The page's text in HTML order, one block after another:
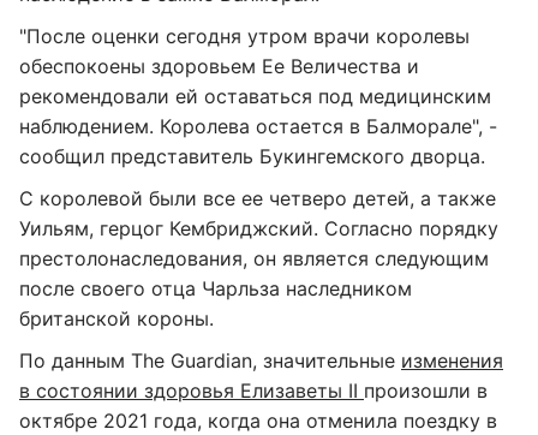
"После оценки сегодня утром врачи королевы
обеспокоены здоровьем Ее Величества и
рекомендовали ей оставаться под медицинским
наблюдением. Королева остается в Балморале", -
сообщил представитель Букингемского дворца.
С королевой были все ее четверо детей, а также
Уильям, герцог Кембриджский. Согласно порядку
престолонаследования, он является следующим
после своего отца Чарльза наследником
британской короны.
По данным The Guardian, значительные изменения
в состоянии здоровья Елизаветы II произошли в
октябре 2021 года, когда она отменила поездку в